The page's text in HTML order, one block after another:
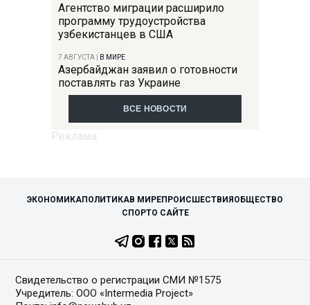
Агентство миграции расширило
программу трудоустройства
узбекистанцев в США
7 АВГУСТА В МИРЕ
Азербайджан заявил о готовности
поставлять газ Украине
ВСЕ НОВОСТИ
ЭКОНОМИКАПОЛИТИКАВ МИРЕПРОИСШЕСТВИЯОБЩЕСТВО
СПОРТО САЙТЕ
Свидетельство о регистрации СМИ №1575
Учредитель: ООО «Intermedia Project»